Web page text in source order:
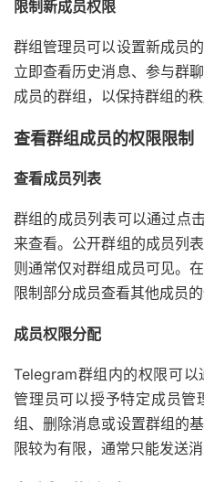
限制新成员权限
群组管理员可以设置新成员
立即查看历史消息、参与群
成员的群组，以保持群组的秩
查看群组成员的权限限制
查看成员列表
群组的成员列表可以通过点
来查看。公开群组的成员列
则通常仅对群组成员可见。
限制部分成员查看其他成员的
成员权限分配
Telegram群组内的权限可以
管理员可以授予特定成员
组、删除消息或设置群组的
限较为有限，通常只能发送